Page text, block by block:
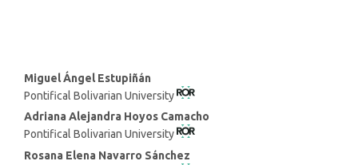
Main
Article
Content
Miguel Ángel Estupiñán
Pontifical Bolivarian University
Adriana Alejandra Hoyos Camacho
Pontifical Bolivarian University
Rosana Elena Navarro Sánchez